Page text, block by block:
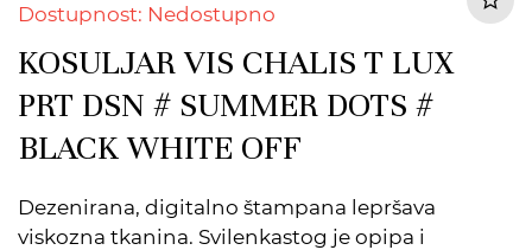
Dostupnost: Nedostupno
KOSULJAR VIS CHALIS T LUX
PRT DSN # SUMMER DOTS #
BLACK WHITE OFF
Dezenirana, digitalno štampana lepršava
viskozna tkanina. Svilenkastog je opipa i